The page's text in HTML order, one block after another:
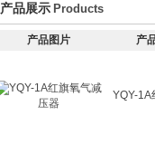
产品展示 Products
产品图片 产
YQY-1A